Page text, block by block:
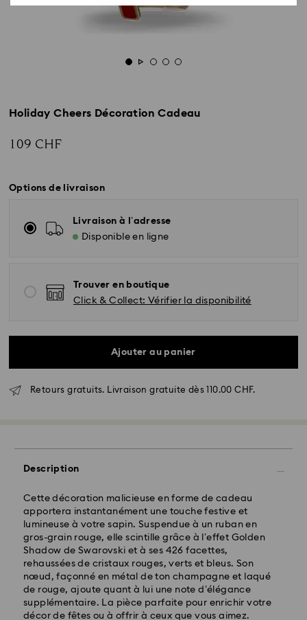
Holiday Cheers Décoration Cadeau
109 CHF
Options de livraison
Livraison à l’adresse
Disponible en ligne
Trouver en boutique
Click & Collect: Vérifier la disponibilité
Ajouter au panier
Retours gratuits. Livraison gratuite dès 110.00 CHF.
Description
Cette décoration malicieuse en forme de cadeau
apportera instantanément une touche festive et
lumineuse à votre sapin. Suspendue à un ruban en
gros-grain rouge, elle scintille grâce à l’effet Golden
Shadow de Swarovski et à ses 426 facettes,
rehaussées de cristaux rouges, verts et bleus. Son
nœud, façonné en métal de ton champagne et laqué
de rouge, ajoute quant à lui une note d’élégance
supplémentaire. La pièce parfaite pour enrichir votre
décor de fêtes ou à offrir à ceux que vous aimez.
Livraison standard - SwissPost
Les commandes passées du lundi au vendredi avant
17:00 HEC seront traitées et expédiées le même jour
ouvrable
Délai de livraison standard: 2 jours ouvrables après
traitement et expédition
Frais de livraison standard: CHF 8.95
Livraison standard offerte à partir de : CHF 110
Pour l’instant, Swarovski n’est pas en mesure